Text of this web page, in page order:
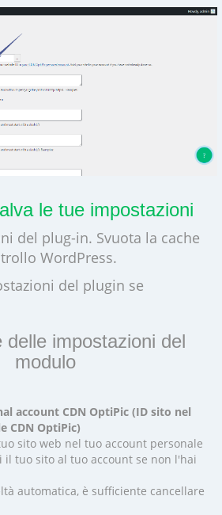
le tue impostazioni
del plug-in. Svuota la cache
WordPress.
del plugin se
delle impostazioni del
modulo
account CDN OptiPic (ID sito nel
CDN OptiPic)
sito web nel tuo account personale
il tuo sito al tuo account se non l'hai
automatica, è sufficiente cancellare